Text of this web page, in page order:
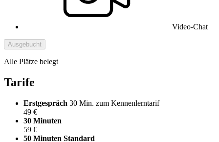
Video-Chat
Ausgebucht
Alle Plätze belegt
Tarife
Erstgespräch 30 Min. zum Kennenlerntarif
49 €
30 Minuten
59 €
50 Minuten Standard